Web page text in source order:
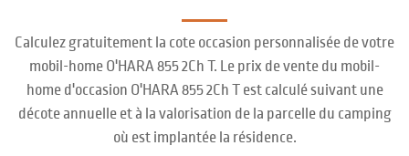
Calculez gratuitement la cote occasion personnalisée de votre
mobil-home O'HARA 855 2Ch T. Le prix de vente du mobil-
home d'occasion O'HARA 855 2Ch T est calculé suivant une
décote annuelle et à la valorisation de la parcelle du camping
où est implantée la résidence.